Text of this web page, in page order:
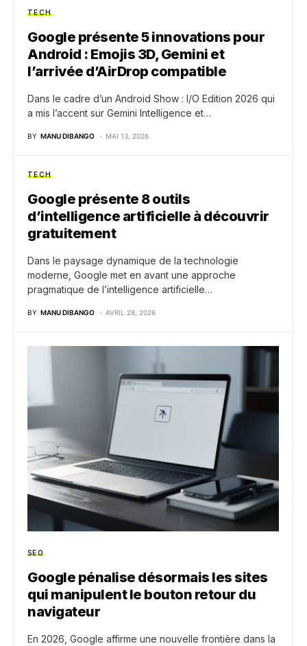
TECH
Google présente 5 innovations pour
Android : Emojis 3D, Gemini et
l’arrivée d’AirDrop compatible
Dans le cadre d’un Android Show : I/O Edition 2026 qui
a mis l’accent sur Gemini Intelligence et…
BY MANU DIBANGO MAI 13, 2026
TECH
Google présente 8 outils
d’intelligence artificielle à découvrir
gratuitement
Dans le paysage dynamique de la technologie
moderne, Google met en avant une approche
pragmatique de l’intelligence artificielle…
BY MANU DIBANGO AVRIL 28, 2026
SEO
Google pénalise désormais les sites
qui manipulent le bouton retour du
navigateur
En 2026, Google affirme une nouvelle frontière dans la